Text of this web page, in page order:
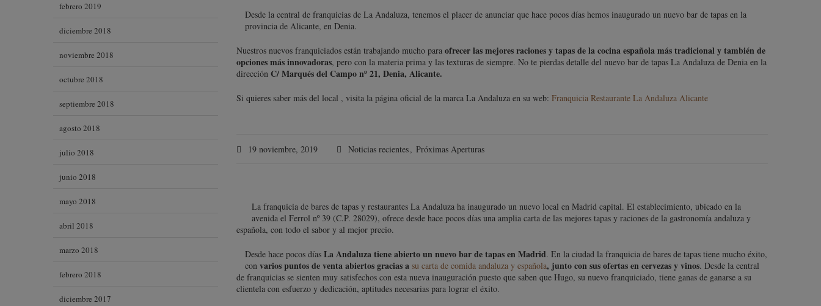
febrero 2019
diciembre 2018
noviembre 2018
octubre 2018
septiembre 2018
agosto 2018
julio 2018
junio 2018
mayo 2018
abril 2018
marzo 2018
febrero 2018
diciembre 2017
Desde la central de franquicias de La Andaluza, tenemos el placer de anunciar que hace pocos días hemos inaugurado un nuevo bar de tapas en la
provincia de Alicante, en Denia.
Nuestros nuevos franquiciados están trabajando mucho para ofrecer las mejores raciones y tapas de la cocina española más tradicional y también de
opciones más innovadoras, pero con la materia prima y las texturas de siempre. No te pierdas detalle del nuevo bar de tapas La Andaluza de Denia en la
dirección C/ Marqués del Campo nº 21, Denia, Alicante.
Si quieres saber más del local , visita la página oficial de la marca La Andaluza en su web: Franquicia Restaurante La Andaluza Alicante
19 noviembre, 2019 Noticias recientes, Próximas Aperturas
La franquicia de bares de tapas y restaurantes La Andaluza ha inaugurado un nuevo local en Madrid capital. El establecimiento, ubicado en la
avenida el Ferrol nº 39 (C.P. 28029), ofrece desde hace pocos días una amplia carta de las mejores tapas y raciones de la gastronomía andaluza y
española, con todo el sabor y al mejor precio.
Desde hace pocos días La Andaluza tiene abierto un nuevo bar de tapas en Madrid. En la ciudad la franquicia de bares de tapas tiene mucho éxito,
con varios puntos de venta abiertos gracias a su carta de comida andaluza y española, junto con sus ofertas en cervezas y vinos. Desde la central
de franquicias se sienten muy satisfechos con esta nueva inauguración puesto que saben que Hugo, su nuevo franquiciado, tiene ganas de ganarse a su
clientela con esfuerzo y dedicación, aptitudes necesarias para lograr el éxito.